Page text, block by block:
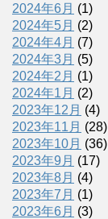
2024年6月 (1)
2024年5月 (2)
2024年4月 (7)
2024年3月 (5)
2024年2月 (1)
2024年1月 (2)
2023年12月 (4)
2023年11月 (28)
2023年10月 (36)
2023年9月 (17)
2023年8月 (4)
2023年7月 (1)
2023年6月 (3)